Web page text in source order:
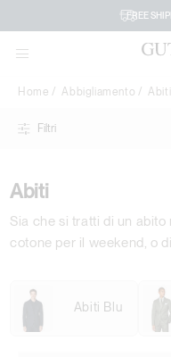
FREE
Home Abbigliamento Abiti
Filtri
Abiti
Sia che si tratti di un
cotone per il weekend, o
Abiti Blu